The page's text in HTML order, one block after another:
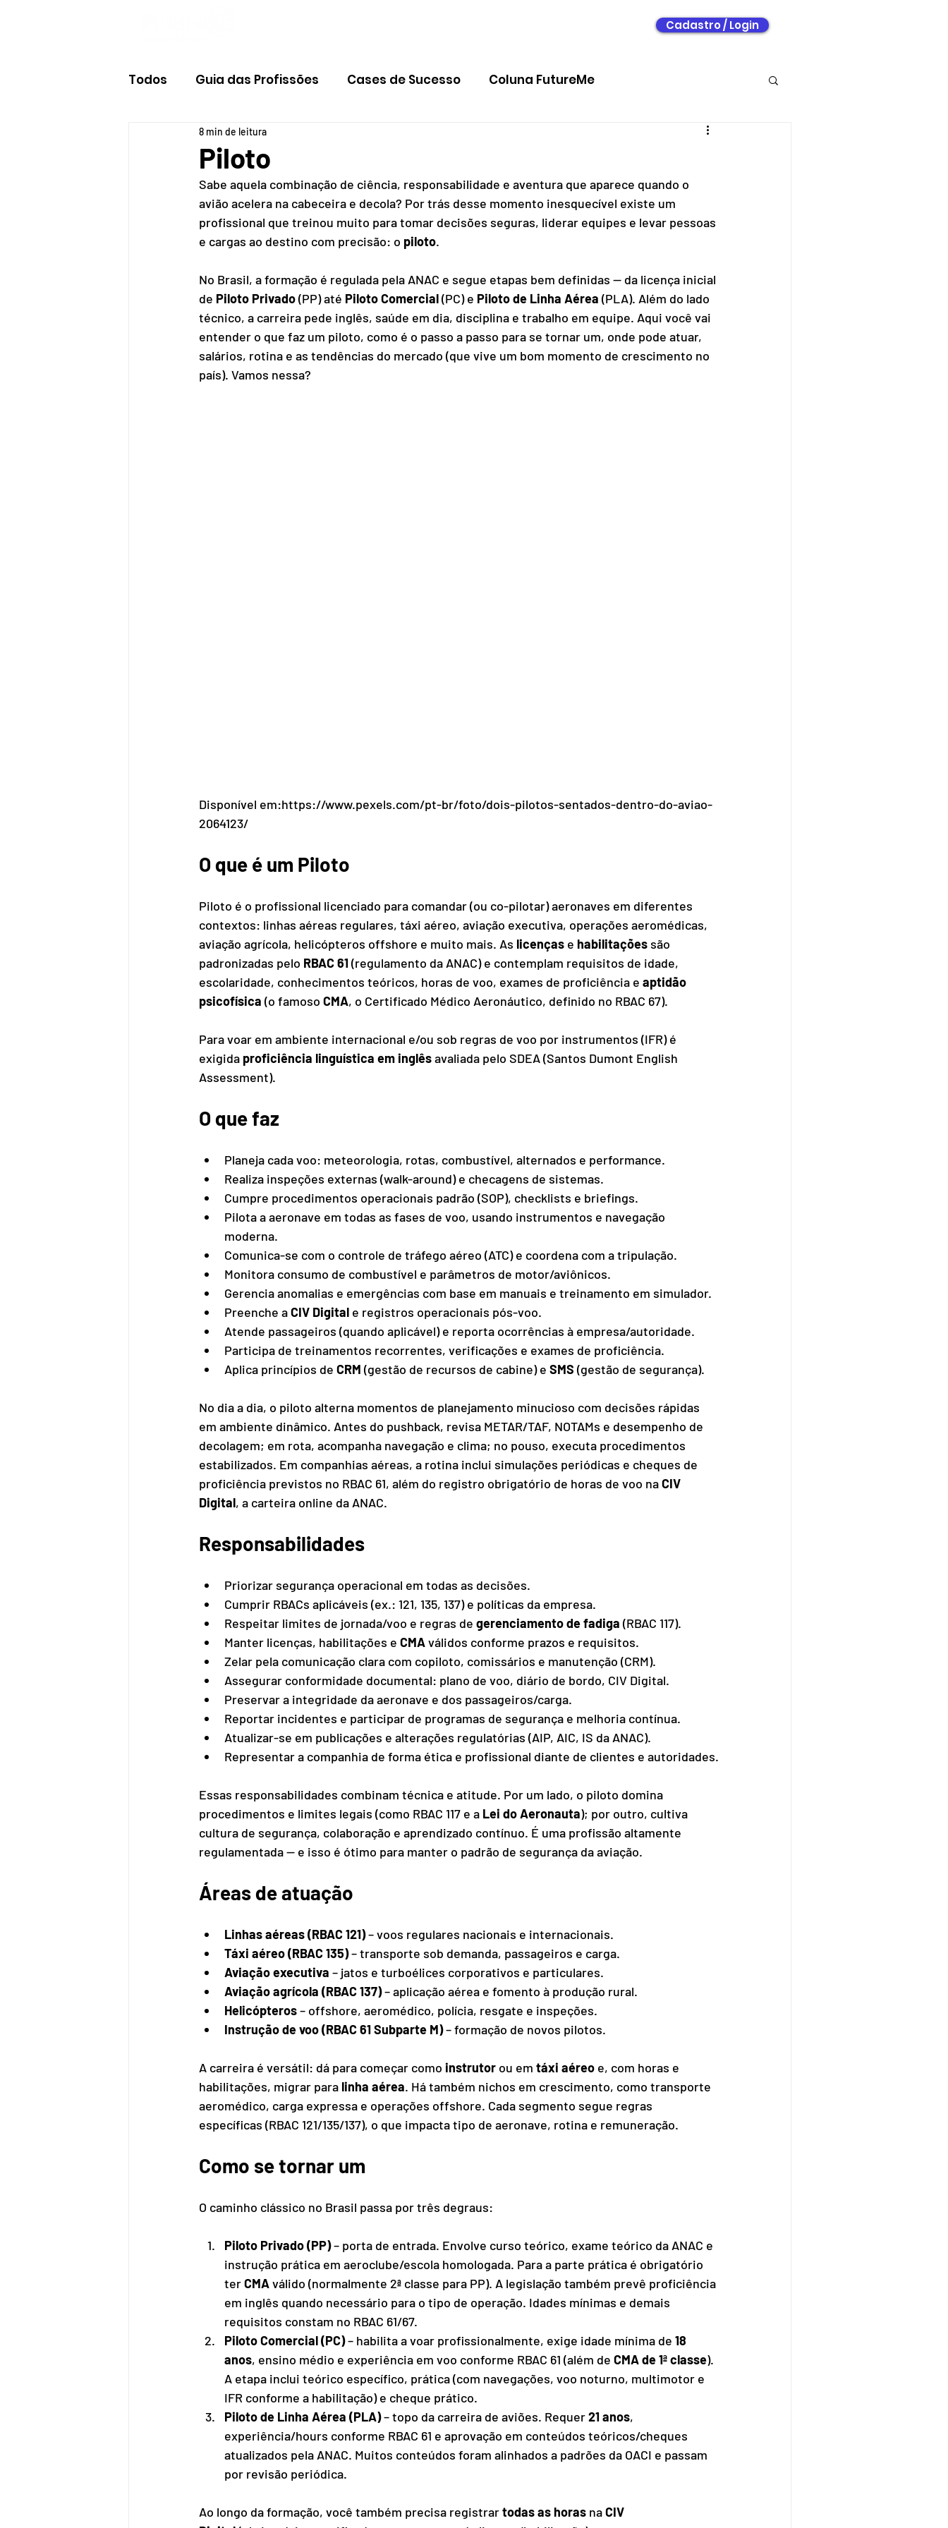
Cadastro / Login
Todos Guia das Profissões Cases de Sucesso Coluna FutureMe
Piloto
8 min de leitura
Sabe aquela combinação de ciência, responsabilidade e aventura que aparece quando o
avião acelera na cabeceira e decola? Por trás desse momento inesquecível existe um
profissional que treinou muito para tomar decisões seguras, liderar equipes e levar pessoas
e cargas ao destino com precisão: o piloto.
No Brasil, a formação é regulada pela ANAC e segue etapas bem definidas — da licença inicial
de Piloto Privado (PP) até Piloto Comercial (PC) e Piloto de Linha Aérea (PLA). Além do lado
técnico, a carreira pede inglês, saúde em dia, disciplina e trabalho em equipe. Aqui você vai
entender o que faz um piloto, como é o passo a passo para se tornar um, onde pode atuar,
salários, rotina e as tendências do mercado (que vive um bom momento de crescimento no
país). Vamos nessa?
Disponível em:https://www.pexels.com/pt-br/foto/dois-pilotos-sentados-dentro-do-aviao-
2064123/
O que é um Piloto
Piloto é o profissional licenciado para comandar (ou co-pilotar) aeronaves em diferentes
contextos: linhas aéreas regulares, táxi aéreo, aviação executiva, operações aeromédicas,
aviação agrícola, helicópteros offshore e muito mais. As licenças e habilitações são
padronizadas pelo RBAC 61 (regulamento da ANAC) e contemplam requisitos de idade,
escolaridade, conhecimentos teóricos, horas de voo, exames de proficiência e aptidão
psicofísica (o famoso CMA, o Certificado Médico Aeronáutico, definido no RBAC 67).
Para voar em ambiente internacional e/ou sob regras de voo por instrumentos (IFR) é
exigida proficiência linguística em inglês avaliada pelo SDEA (Santos Dumont English
Assessment).
O que faz
Planeja cada voo: meteorologia, rotas, combustível, alternados e performance.
Realiza inspeções externas (walk-around) e checagens de sistemas.
Cumpre procedimentos operacionais padrão (SOP), checklists e briefings.
Pilota a aeronave em todas as fases de voo, usando instrumentos e navegação
moderna.
Comunica-se com o controle de tráfego aéreo (ATC) e coordena com a tripulação.
Monitora consumo de combustível e parâmetros de motor/aviônicos.
Gerencia anomalias e emergências com base em manuais e treinamento em simulador.
Preenche a CIV Digital e registros operacionais pós-voo.
Atende passageiros (quando aplicável) e reporta ocorrências à empresa/autoridade.
Participa de treinamentos recorrentes, verificações e exames de proficiência.
Aplica princípios de CRM (gestão de recursos de cabine) e SMS (gestão de segurança).
No dia a dia, o piloto alterna momentos de planejamento minucioso com decisões rápidas
em ambiente dinâmico. Antes do pushback, revisa METAR/TAF, NOTAMs e desempenho de
decolagem; em rota, acompanha navegação e clima; no pouso, executa procedimentos
estabilizados. Em companhias aéreas, a rotina inclui simulações periódicas e cheques de
proficiência previstos no RBAC 61, além do registro obrigatório de horas de voo na CIV
Digital, a carteira online da ANAC.
Responsabilidades
Priorizar segurança operacional em todas as decisões.
Cumprir RBACs aplicáveis (ex.: 121, 135, 137) e políticas da empresa.
Respeitar limites de jornada/voo e regras de gerenciamento de fadiga (RBAC 117).
Manter licenças, habilitações e CMA válidos conforme prazos e requisitos.
Zelar pela comunicação clara com copiloto, comissários e manutenção (CRM).
Assegurar conformidade documental: plano de voo, diário de bordo, CIV Digital.
Preservar a integridade da aeronave e dos passageiros/carga.
Reportar incidentes e participar de programas de segurança e melhoria contínua.
Atualizar-se em publicações e alterações regulatórias (AIP, AIC, IS da ANAC).
Representar a companhia de forma ética e profissional diante de clientes e autoridades.
Essas responsabilidades combinam técnica e atitude. Por um lado, o piloto domina
procedimentos e limites legais (como RBAC 117 e a Lei do Aeronauta); por outro, cultiva
cultura de segurança, colaboração e aprendizado contínuo. É uma profissão altamente
regulamentada — e isso é ótimo para manter o padrão de segurança da aviação.
Áreas de atuação
Linhas aéreas (RBAC 121) – voos regulares nacionais e internacionais.
Táxi aéreo (RBAC 135) – transporte sob demanda, passageiros e carga.
Aviação executiva – jatos e turboélices corporativos e particulares.
Aviação agrícola (RBAC 137) – aplicação aérea e fomento à produção rural.
Helicópteros – offshore, aeromédico, polícia, resgate e inspeções.
Instrução de voo (RBAC 61 Subparte M) – formação de novos pilotos.
A carreira é versátil: dá para começar como instrutor ou em táxi aéreo e, com horas e
habilitações, migrar para linha aérea. Há também nichos em crescimento, como transporte
aeromédico, carga expressa e operações offshore. Cada segmento segue regras
específicas (RBAC 121/135/137), o que impacta tipo de aeronave, rotina e remuneração.
Como se tornar um
O caminho clássico no Brasil passa por três degraus:
Piloto Privado (PP) – porta de entrada. Envolve curso teórico, exame teórico da ANAC e
instrução prática em aeroclube/escola homologada. Para a parte prática é obrigatório
ter CMA válido (normalmente 2ª classe para PP). A legislação também prevê proficiência
em inglês quando necessário para o tipo de operação. Idades mínimas e demais
requisitos constam no RBAC 61/67.
Piloto Comercial (PC) – habilita a voar profissionalmente, exige idade mínima de 18
anos, ensino médio e experiência em voo conforme RBAC 61 (além de CMA de 1ª classe).
A etapa inclui teórico específico, prática (com navegações, voo noturno, multimotor e
IFR conforme a habilitação) e cheque prático.
Piloto de Linha Aérea (PLA) – topo da carreira de aviões. Requer 21 anos,
experiência/hours conforme RBAC 61 e aprovação em conteúdos teóricos/cheques
atualizados pela ANAC. Muitos conteúdos foram alinhados a padrões da OACI e passam
por revisão periódica.
Ao longo da formação, você também precisa registrar todas as horas na CIV